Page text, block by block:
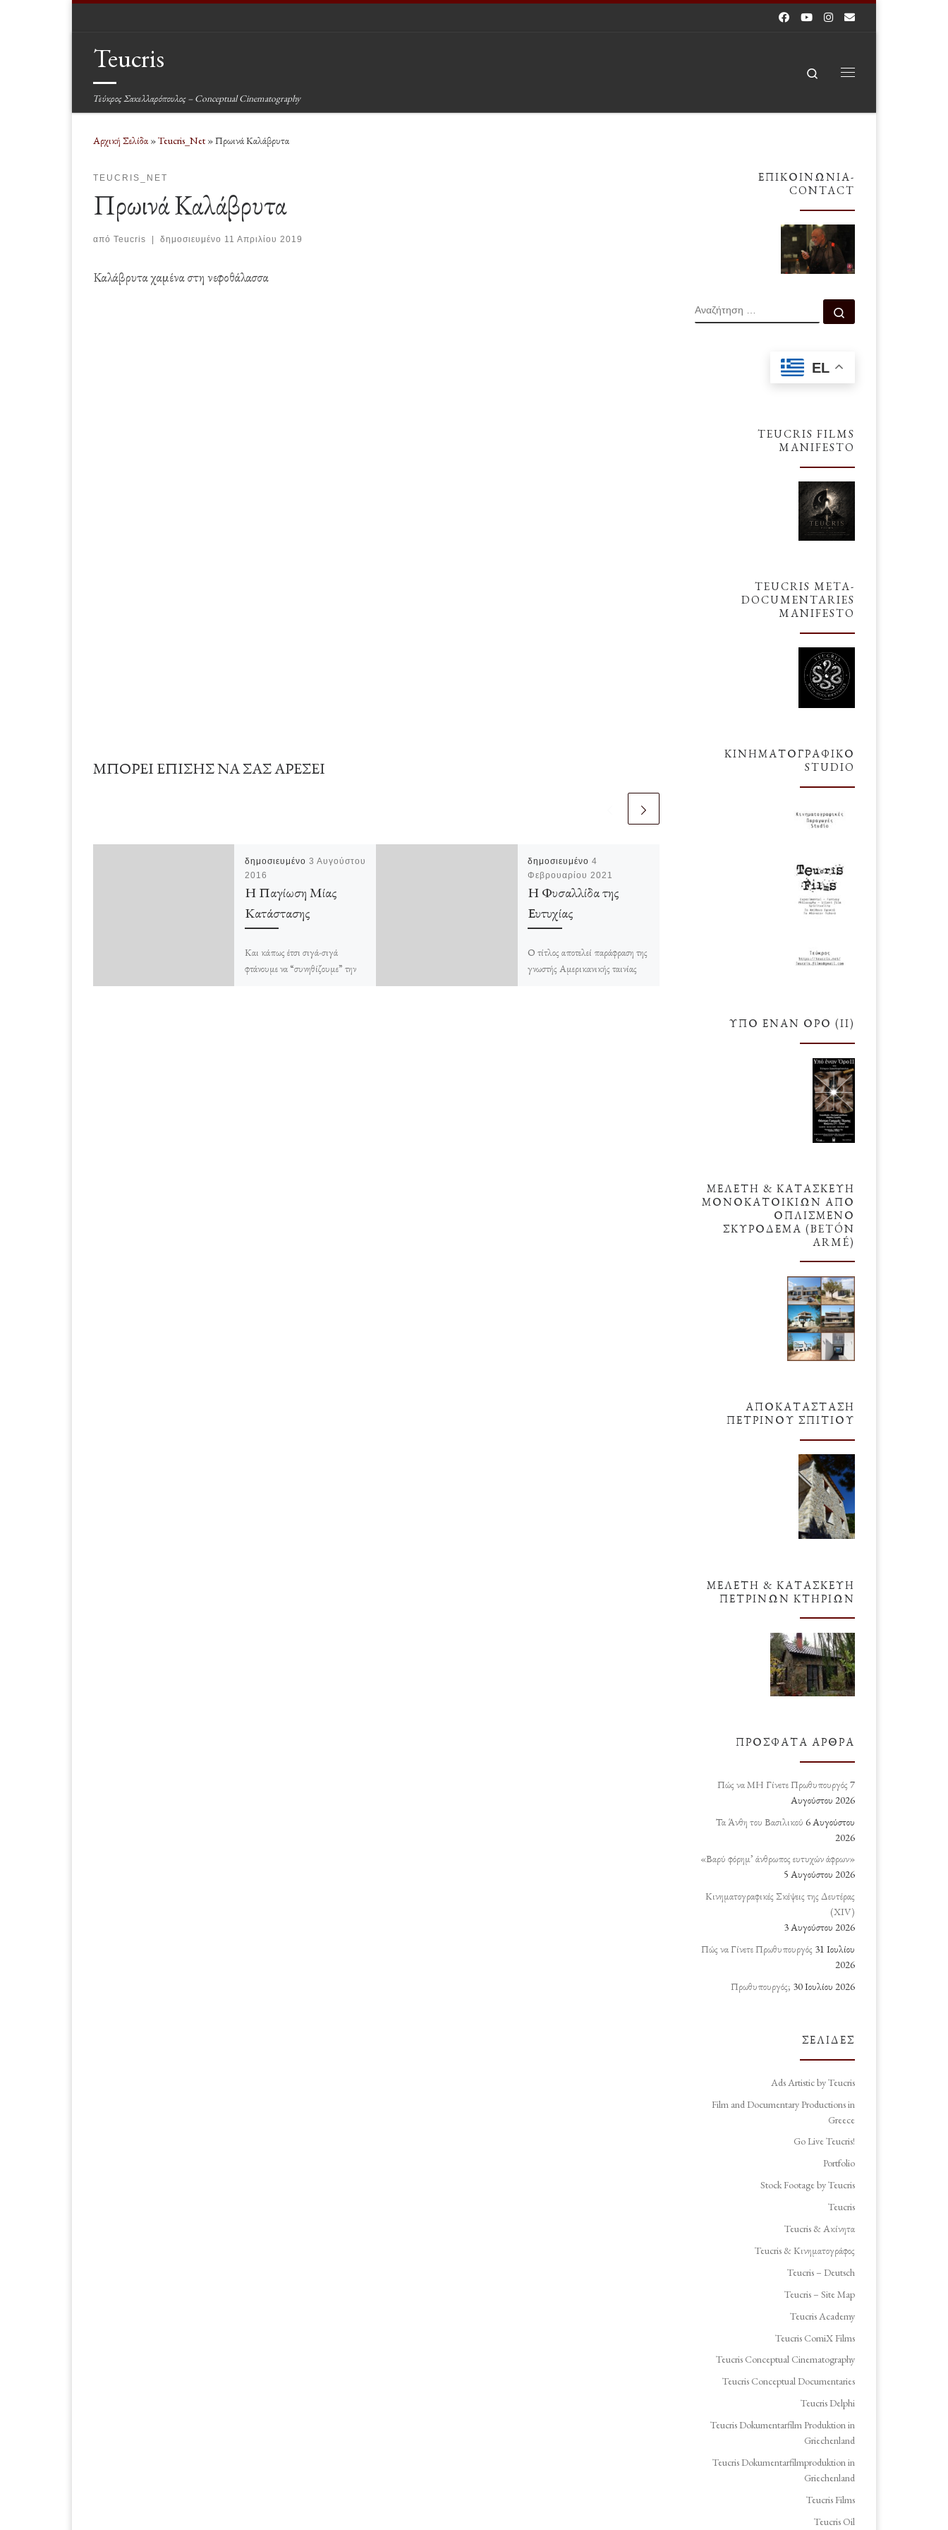
Teucris
Τεύκρος Σακελλαρόπουλος – Conceptual Cinematography
Search
Αρχική Σελίδα»Teucris_Net »Πρωινά Καλάβρυτα
TEUCRIS_NET
Πρωινά Καλάβρυτα
από Teucris | δημοσιευμένο 11 Απριλίου 2019
Καλάβρυτα χαμένα στη νεφοθάλασσα
ΜΠΟΡΕΊ ΕΠΊΣΗΣ ΝΑ ΣΑΣ ΑΡΈΣΕΙ
δημοσιευμένο 3 Αυγούστου
2016
Η Παγίωση Μίας
Κατάστασης
Και κάπως έτσι σιγά-σιγά
φτάνουμε να “συνηθίζουμε” την
δημοσιευμένο 4
Φεβρουαρίου 2021
Η Φυσαλλίδα της
Ευτυχίας
Ο τίτλος αποτελεί παράφραση της
γνωστής Αμερικανικής ταινίας
Σεπτεμβρίου 2021
Δύο Ενδιαφέρουσες
Ημερομηνίες του Σεπ-
Δύσκολη 02 Οκτωβρίου (2021)
ΕΠΙΚΟΙΝΩΝΊΑ-
CONTACT
ΑΝΑΖΉΤΗΣΗ
EL
TEUCRIS FILMS
MANIFESTO
TEUCRIS META-
DOCUMENTARIES
MANIFESTO
ΚΙΝΗΜΑΤΟΓΡΑΦΙΚΌ
STUDIO
ΥΠΌ ΈΝΑΝ ΌΡΟ (ΙΙ)
ΜΕΛΕΤΗ & ΚΑΤΑΣΚΕΥΗ
ΜΟΝΟΚΑΤΟΙΚΙΩΝ ΑΠΟ
ΟΠΛΙΣΜΕΝΟ
ΣΚΥΡΟΔΕΜΑ (BETÓN
ARMÉ)
ΑΠΟΚΑΤΆΣΤΑΣΗ
ΠΈΤΡΙΝΟΥ ΣΠΙΤΙΟΎ
ΜΕΛΈΤΗ & ΚΑΤΑΣΚΕΥΉ
ΠΈΤΡΙΝΩΝ ΚΤΗΡΊΩΝ
ΠΡΌΣΦΑΤΑ ΆΡΘΡΑ
Πώς να ΜΗ Γίνετε Πρωθυπουργός 7
Αυγούστου 2026
Τα Άνθη του Βασιλικού 6 Αυγούστου
2026
«Βαρύ φόρημ’ άνθρωπος ευτυχών άφρων»
5 Αυγούστου 2026
Κινηματογραφικές Σκέψεις της Δευτέρας
(ΧΙV)
3 Αυγούστου 2026
Πώς να Γίνετε Πρωθυπουργός 31 Ιουλίου
2026
Πρωθυπουργός; 30 Ιουλίου 2026
ΣΕΛΊΔΕΣ
Ads Artistic by Teucris
Film and Documentary Productions in
Greece
Go Live Teucris!
Portfolio
Stock Footage by Teucris
Teucris
Teucris & Ακίνητα
Teucris & Κινηματογράφος
Teucris – Deutsch
Teucris – Site Map
Teucris Academy
Teucris ComiX Films
Teucris Conceptual Cinematography
Teucris Conceptual Documentaries
Teucris Delphi
Teucris Dokumentarfilm Produktion in
Griechenland
Teucris Dokumentarfilmproduktion in
Griechenland
Teucris Films
Teucris Oil